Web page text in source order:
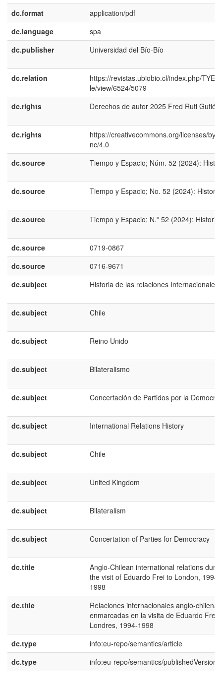
dc.format
application/pdf
dc.language
spa
dc.publisher
Universidad del Bío-Bío
dc.relation
https://revistas.ubiobio.cl/index.php/TYE/
le/view/6524/5079
dc.rights
Derechos de autor 2025 Fred Ruti
dc.rights
https://creativecommons.org/licenses/by-
nc/4.0
dc.source
Tiempo y Espacio; Núm. 52 (2024):
dc.source Tiempo y Espacio; No. 52 (2024): History
dc.source Tiempo y Espacio; N.º 52 (2024): Historia
dc.source
0719-0867
dc.source
0716-9671
dc.subject
Historia de las relaciones Internacionales
dc.subject Chile
dc.subject Reino Unido
dc.subject Bilateralismo
dc.subject Concertación de Partidos por la
dc.subject International Relations History
dc.subject Chile
dc.subject United Kingdom
dc.subject Bilateralism
dc.subject Concertation of Parties for Democracy
dc.title
Anglo-Chilean international relations
the visit of Eduardo Frei to London, 1994-
1998
dc.title
Relaciones internacionales anglo-chilenas
enmarcadas en la visita de Eduardo Frei
Londres, 1994-1998
dc.type
info:eu-repo/semantics/article
dc.type
info:eu-repo/semantics/publishedVersion